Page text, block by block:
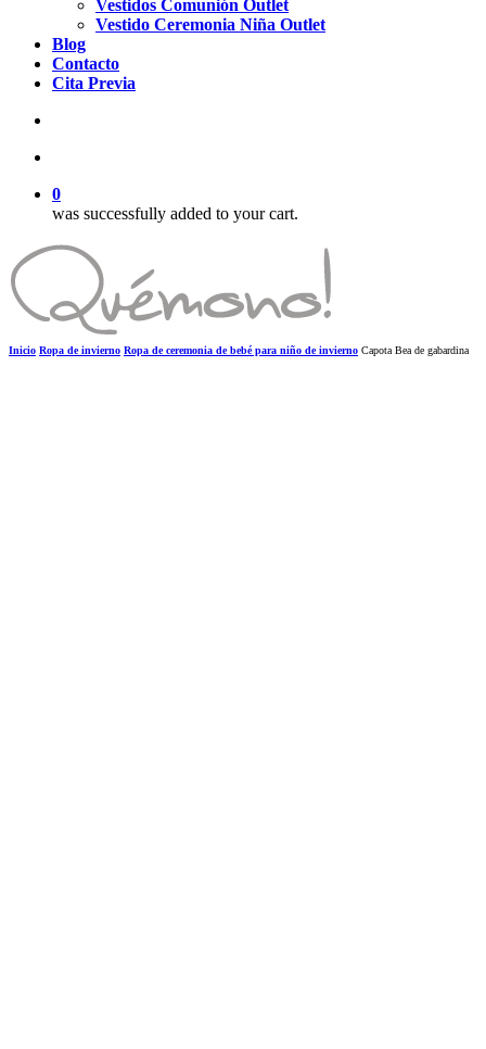
Vestidos Comunión Outlet
Vestido Ceremonia Niña Outlet
Blog
Contacto
Cita Previa
0
was successfully added to your cart.
Inicio Ropa de invierno Ropa de ceremonia de bebé para niño de invierno Capota Bea de gabardina